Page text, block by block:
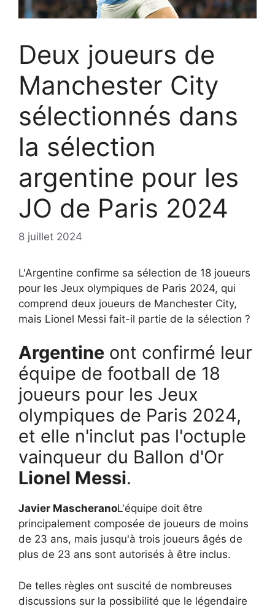
Deux joueurs de
Manchester City
sélectionnés dans
la sélection
argentine pour les
JO de Paris 2024
8 juillet 2024
L'Argentine confirme sa sélection de 18 joueurs
pour les Jeux olympiques de Paris 2024, qui
comprend deux joueurs de Manchester City,
mais Lionel Messi fait-il partie de la sélection ?
Argentine ont confirmé leur
équipe de football de 18
joueurs pour les Jeux
olympiques de Paris 2024,
et elle n'inclut pas l'octuple
vainqueur du Ballon d'Or
Lionel Messi.
Javier MascheranoL'équipe doit être
principalement composée de joueurs de moins
de 23 ans, mais jusqu'à trois joueurs âgés de
plus de 23 ans sont autorisés à être inclus.
De telles règles ont suscité de nombreuses
discussions sur la possibilité que le légendaire